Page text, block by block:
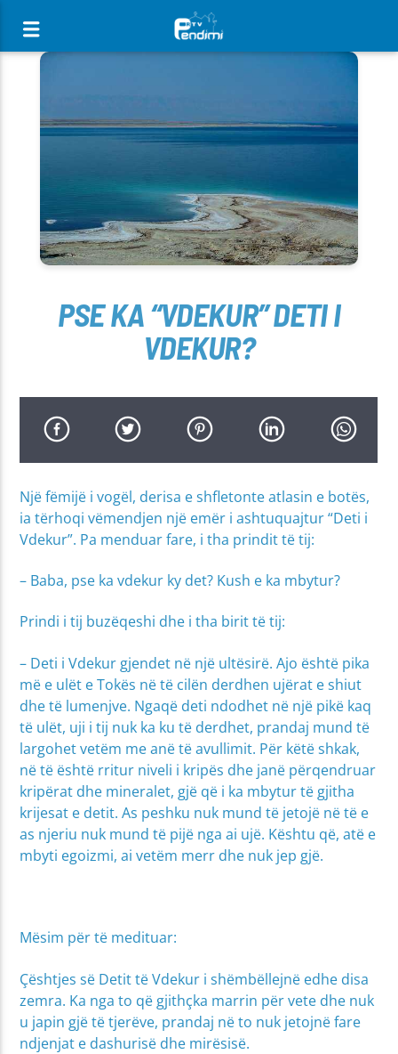
[There are no radio stations in the database]
PSE KA “VDEKUR” DETI I
VDEKUR?
Një fëmijë i vogël, derisa e shfletonte atlasin e botës,
ia tërhoqi vëmendjen një emër i ashtuquajtur “Deti i
Vdekur”. Pa menduar fare, i tha prindit të tij:
– Baba, pse ka vdekur ky det? Kush e ka mbytur?
Prindi i tij buzëqeshi dhe i tha birit të tij:
– Deti i Vdekur gjendet në një ultësirë. Ajo është pika
më e ulët e Tokës në të cilën derdhen ujërat e shiut
dhe të lumenjve. Ngaqë deti ndodhet në një pikë kaq
të ulët, uji i tij nuk ka ku të derdhet, prandaj mund të
largohet vetëm me anë të avullimit. Për këtë shkak,
në të është rritur niveli i kripës dhe janë përqendruar
kripërat dhe mineralet, gjë që i ka mbytur të gjitha
krijesat e detit. As peshku nuk mund të jetojë në të e
as njeriu nuk mund të pijë nga ai ujë. Kështu që, atë e
mbyti egoizmi, ai vetëm merr dhe nuk jep gjë.
Mësim për të medituar:
Çështjes së Detit të Vdekur i shëmbëllejnë edhe disa
zemra. Ka nga to që gjithçka marrin për vete dhe nuk
u japin gjë të tjerëve, prandaj në to nuk jetojnë fare
ndjenjat e dashurisë dhe mirësisë.